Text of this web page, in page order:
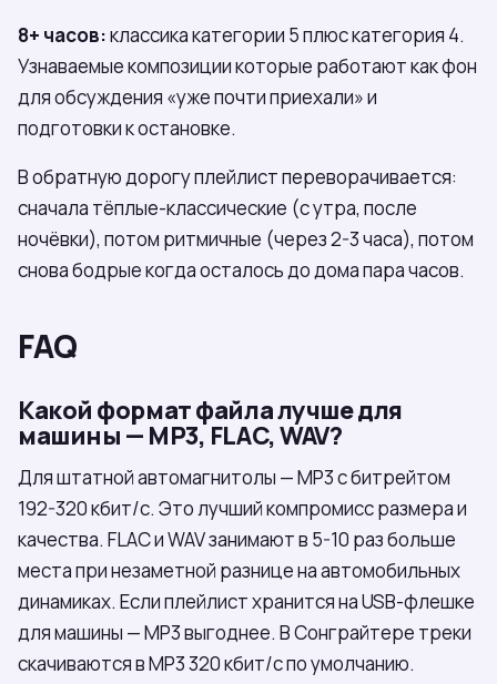
8+ часов:классика категории 5 плюс категория 4.
Узнаваемые композиции которые работают как фон
для обсуждения «уже почти приехали» и
подготовки к остановке.
В обратную дорогу плейлист переворачивается:
сначала тёплые-классические (с утра, после
ночёвки), потом ритмичные (через 2-3 часа), потом
снова бодрые когда осталось до дома пара часов.
FAQ
Какой формат файла лучше для
машины — MP3, FLAC, WAV?
Для штатной автомагнитолы — MP3 с битрейтом
192-320 кбит/с. Это лучший компромисс размера и
качества. FLAC и WAV занимают в 5-10 раз больше
места при незаметной разнице на автомобильных
динамиках. Если плейлист хранится на USB-флешке
для машины — MP3 выгоднее. В Сонграйтере треки
скачиваются в MP3 320 кбит/с по умолчанию.